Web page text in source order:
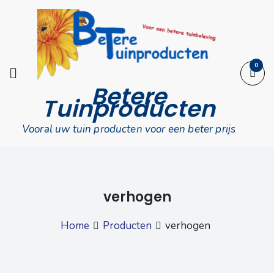
Betere
Tuinproducten
Vooral uw tuin producten voor een beter prijs
0
verhogen
Home Producten verhogen